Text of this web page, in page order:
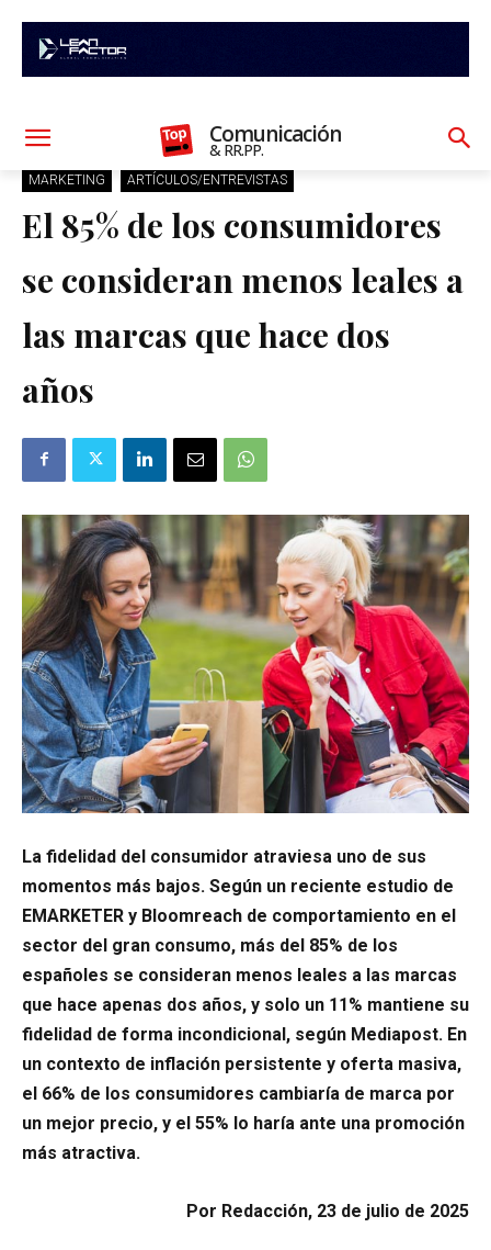
Comunicación
& RR.PP.
MARKETING ARTÍCULOS/ENTREVISTAS
El 85% de los consumidores
se consideran menos leales a
las marcas que hace dos
años
La fidelidad del consumidor atraviesa uno de sus
momentos más bajos. Según un reciente estudio de
EMARKETER y Bloomreach de comportamiento en el
sector del gran consumo, más del 85% de los
españoles se consideran menos leales a las marcas
que hace apenas dos años, y solo un 11% mantiene su
fidelidad de forma incondicional, según Mediapost. En
un contexto de inflación persistente y oferta masiva,
el 66% de los consumidores cambiaría de marca por
un mejor precio, y el 55% lo haría ante una promoción
más atractiva.
Por Redacción, 23 de julio de 2025